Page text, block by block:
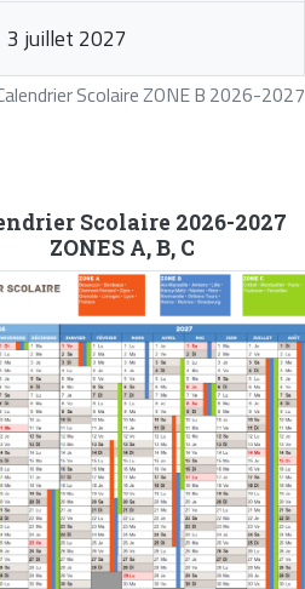
Scolaire ZONE B 2026-2027
3 juillet 2027
Scolaire 2026-2027
ZONES A, B, C